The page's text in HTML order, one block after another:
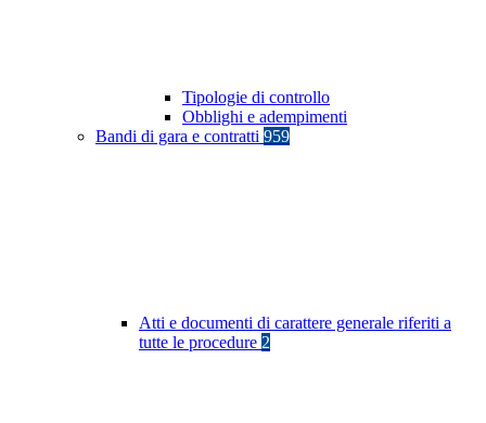
Tipologie di controllo
Obblighi e adempimenti
Bandi di gara e contratti 959
Atti e documenti di carattere generale riferiti a
tutte le procedure 2